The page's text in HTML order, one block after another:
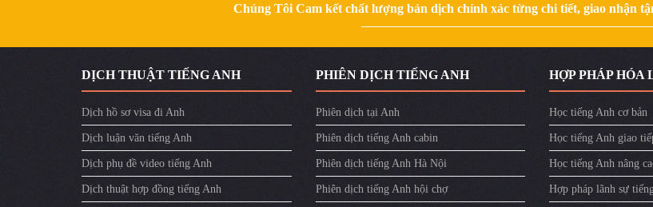
Chúng Tôi Cam kết chất lượng bản dịch chính xác từng chi tiết, giao nhận
​DỊCH THUẬT TIẾNG ANH
Dịch hồ sơ visa đi Anh
Dịch luận văn tiếng Anh
Dịch phụ đề video tiếng Anh
Dịch thuật hợp đồng tiếng Anh
PHIÊN DỊCH TIẾNG ANH
Phiên dịch tại Anh
Phiên dịch tiếng Anh cabin
Phiên dịch tiếng Anh Hà Nội
Phiên dịch tiếng Anh hội chợ
HỢP PHÁP HÓA
Học tiếng Anh cơ bản
Học tiếng Anh giao
Học tiếng Anh nâng
Hợp pháp lãnh sự